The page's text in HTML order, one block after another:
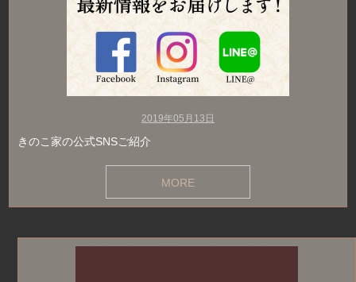
2019年05月13日
きのこ家の公式SNSご紹介
MORE